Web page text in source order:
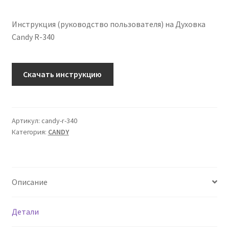
Инструкция (руководство пользователя) на Духовка
Candy R-340
Candy
R-
языке
Скачать инструкцию
Артикул: candy-r-340
Категория: CANDY
Описание
Детали